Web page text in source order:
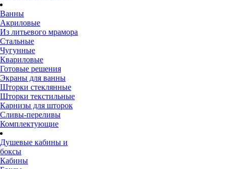
Ванны
Акриловые
Из литьевого мрамора
Стальные
Чугунные
Квариловые
Готовые решения
Экраны для ванны
Шторки стеклянные
Шторки текстильные
Карнизы для шторок
Сливы-переливы
Комплектующие
Душевые кабины и
боксы
Кабины